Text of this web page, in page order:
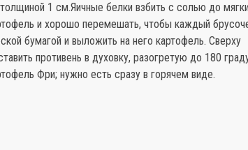
1 см.Яичные белки взбить с солью до
и хорошо перемешать, чтобы каждый
бумагой и выложить на него картофель. Сверху
противень в духовку, разогретую до 180
Фри; нужно есть сразу в горячем виде.